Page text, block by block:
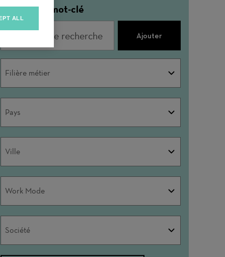
Affiner par mot-clé
Ajouter
Filière métier
Pays
Ville
Work Mode
Société
ALL